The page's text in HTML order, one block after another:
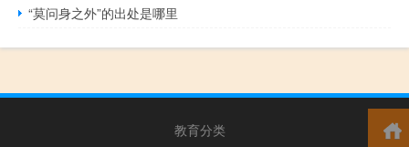
“莫问身之外”的出处是哪里
教育分类